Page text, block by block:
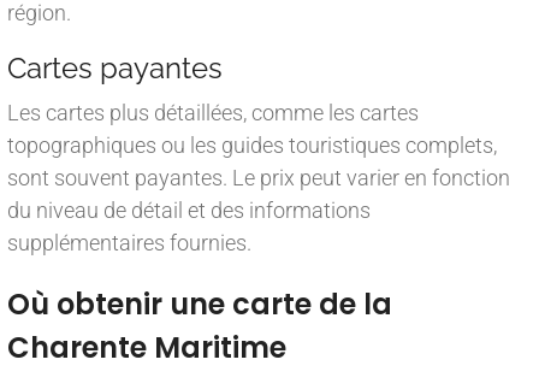
région.
Cartes payantes
Les cartes plus détaillées, comme les cartes
topographiques ou les guides touristiques complets,
sont souvent payantes. Le prix peut varier en fonction
du niveau de détail et des informations
supplémentaires fournies.
Où obtenir une carte de la
Charente Maritime